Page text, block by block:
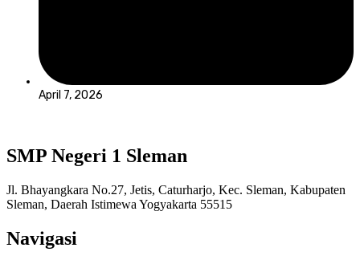
April 7, 2026
SMP Negeri 1 Sleman
Jl. Bhayangkara No.27, Jetis, Caturharjo, Kec. Sleman, Kabupaten
Sleman, Daerah Istimewa Yogyakarta 55515
Navigasi